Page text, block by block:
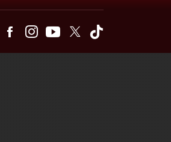
TelegramFacebookInstagramYoutubeTwitter